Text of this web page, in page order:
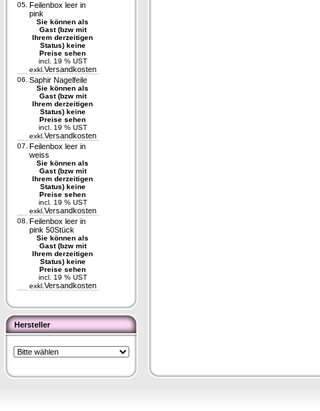
05. Feilenbox leer in
pink
Sie können als
Gast (bzw mit
Ihrem derzeitigen
Status) keine
Preise sehen
incl. 19 % UST
exkl. Versandkosten
06. Saphir Nagelfeile
Sie können als
Gast (bzw mit
Ihrem derzeitigen
Status) keine
Preise sehen
incl. 19 % UST
exkl. Versandkosten
07. Feilenbox leer in
weiss
Sie können als
Gast (bzw mit
Ihrem derzeitigen
Status) keine
Preise sehen
incl. 19 % UST
exkl. Versandkosten
08. Feilenbox leer in
pink 50Stück
Sie können als
Gast (bzw mit
Ihrem derzeitigen
Status) keine
Preise sehen
incl. 19 % UST
exkl. Versandkosten
Hersteller